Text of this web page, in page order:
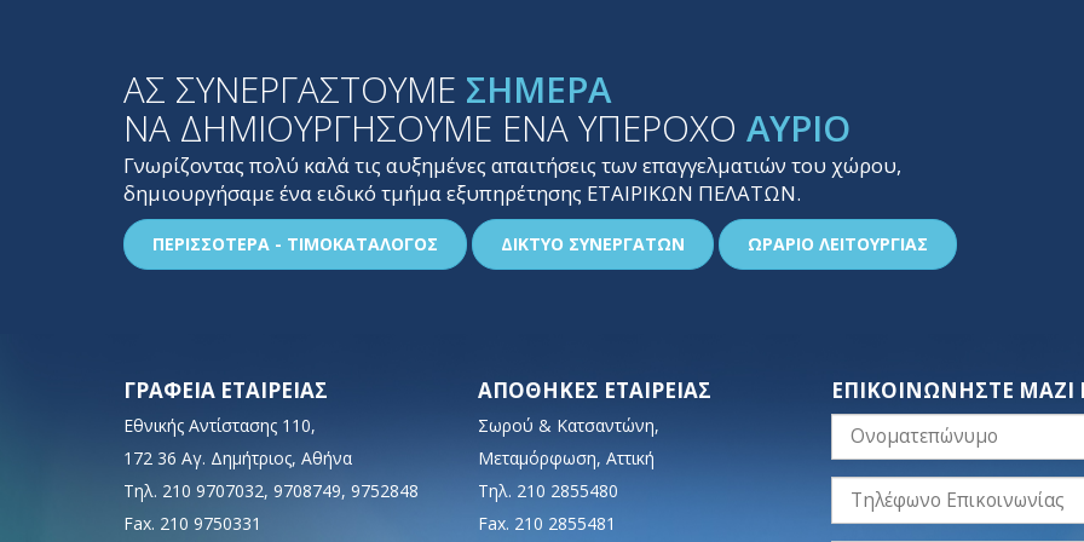
ΑΣ ΣΥΝΕΡΓΑΣΤΟΥΜΕ ΣΗΜΕΡΑ
ΝΑ ΔΗΜΙΟΥΡΓΗΣΟΥΜΕ ΕΝΑ ΥΠΕΡΟΧΟ ΑΥΡΙΟ
Γνωρίζοντας πολύ καλά τις αυξημένες απαιτήσεις των επαγγελματιών του χώρου,
δημιουργήσαμε ένα ειδικό τμήμα εξυπηρέτησης ΕΤΑΙΡΙΚΩΝ ΠΕΛΑΤΩΝ.
ΠΕΡΙΣΣΟΤΕΡΑ - ΤΙΜΟΚΑΤΑΛΟΓΟΣ ΔΙΚΤΥΟ ΣΥΝΕΡΓΑΤΩΝ ΩΡΑΡΙΟ ΛΕΙΤΟΥΡΓΙΑΣ
ΓΡΑΦΕΙΑ ΕΤΑΙΡΕΙΑΣ
Εθνικής Αντίστασης 110,
172 36 Αγ. Δημήτριος, Αθήνα
Τηλ. 210 9707032, 9708749, 9752848
Fax. 210 9750331
ΑΠΟΘΗΚΕΣ ΕΤΑΙΡΕΙΑΣ
Σωρού & Κατσαντώνη,
Μεταμόρφωση, Αττική
Τηλ. 210 2855480
Fax. 210 2855481
ΕΠΙΚΟΙΝΩΝΗΣΤΕ